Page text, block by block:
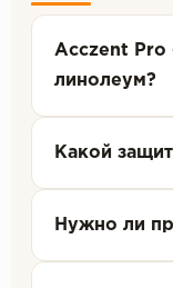
Acczent Pro
линолеум?
Какой
Нужно ли